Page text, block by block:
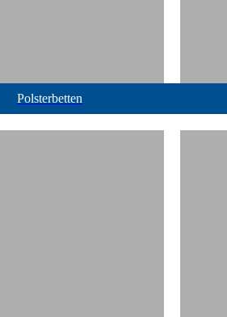
Polsterbetten